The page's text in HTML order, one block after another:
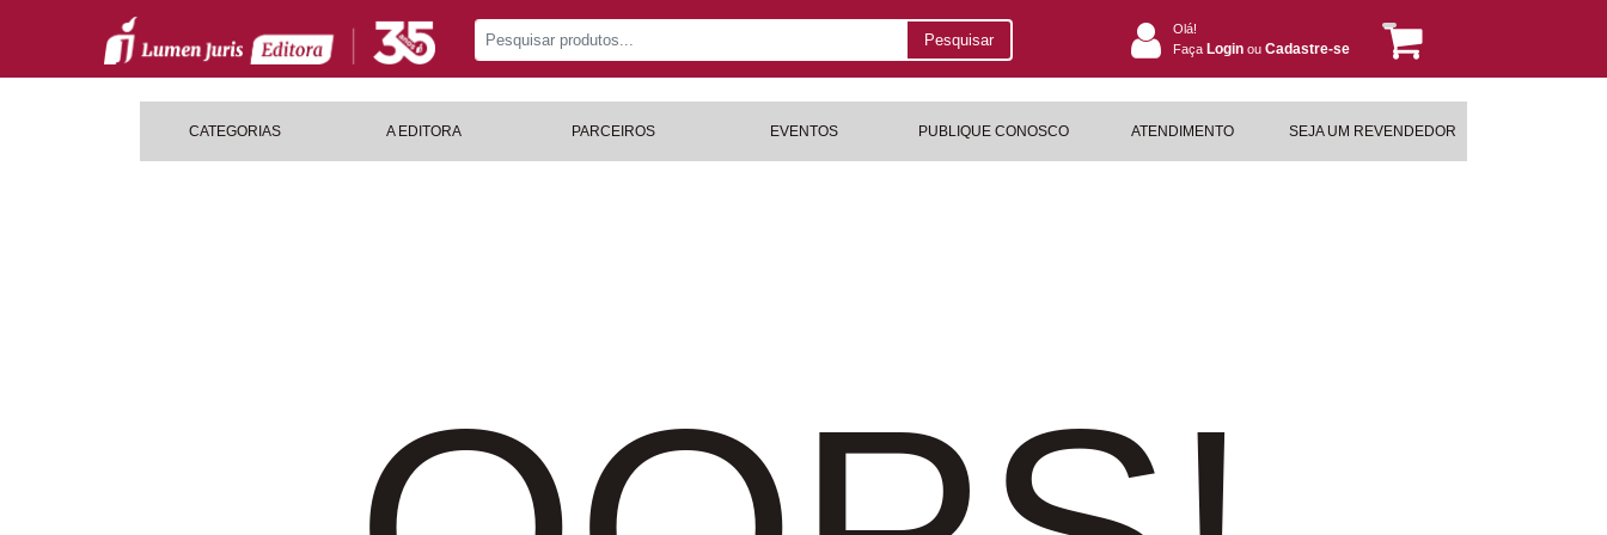
Pesquisar
Olá!
Faça Login ou Cadastre-se
CATEGORIAS A EDITORA PARCEIROS EVENTOS PUBLIQUE CONOSCO ATENDIMENTO SEJA UM REVENDEDOR